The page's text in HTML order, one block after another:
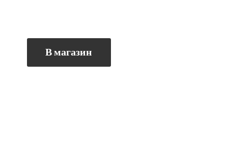
В магазин